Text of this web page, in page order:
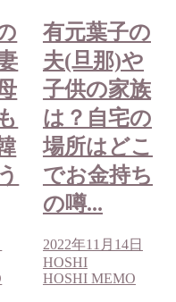
有元葉子の
夫(旦那)や
子供の家族
は？自宅の
場所はどこ
でお金持ち
の噂...
2022年11月14日
HOSHI
HOSHI MEMO